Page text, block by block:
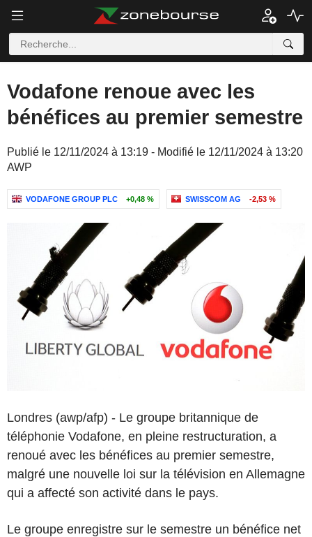
Vodafone renoue avec les
bénéfices au premier semestre
Publié le 12/11/2024 à 13:19 - Modifié le 12/11/2024 à 13:20
AWP
VODAFONE GROUP PLC +0,48 % SWISSCOM AG -2,53 %
Londres (awp/afp) - Le groupe britannique de
téléphonie Vodafone, en pleine restructuration, a
renoué avec les bénéfices au premier semestre,
malgré une nouvelle loi sur la télévision en Allemagne
qui a affecté son activité dans le pays.
Le groupe enregistre sur le semestre un bénéfice net